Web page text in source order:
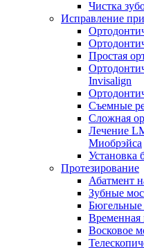
Чистка
Исправление
Простая
Invisalign
Съемные
Сложная
Лечение
Миобрэйса
Установка
Протезирование
Абатмент
Зубные
Бюгельные
Временная
Восковое